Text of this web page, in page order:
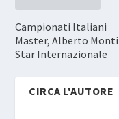
Campionati Italiani
Master, Alberto
Star Internazionale
CIRCA L'AUTORE